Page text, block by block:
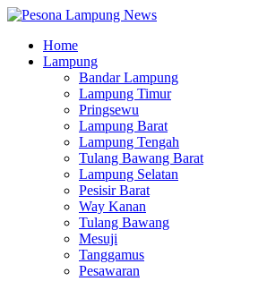
Home
Lampung
Bandar Lampung
Lampung Timur
Pringsewu
Lampung Barat
Lampung Tengah
Tulang Bawang Barat
Lampung Selatan
Pesisir Barat
Way Kanan
Tulang Bawang
Mesuji
Tanggamus
Pesawaran